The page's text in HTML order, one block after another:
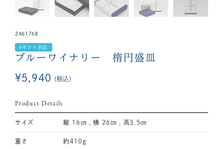
2461768
eギフト対応
ブルーワイナリー 楕円盛皿
¥ 5,940 税込
Product Details
サイズ 縦 16㎝ , 横 26㎝ , 高3.5㎝
重さ 約410g